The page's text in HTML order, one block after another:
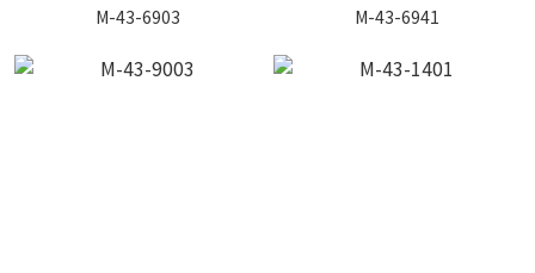
M-43-6903 M-43-6941